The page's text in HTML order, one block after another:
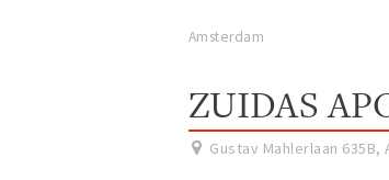
Amsterdam
ZUIDAS
Gustav Mahlerlaan 635B,